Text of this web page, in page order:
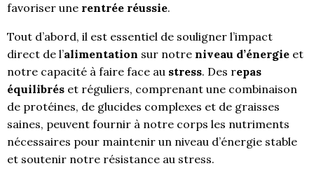
favoriser une rentrée réussie.
Tout d’abord, il est essentiel de souligner l’impact
direct de l’alimentation sur notre niveau d’énergie et
notre capacité à faire face au stress. Des repas
équilibrés et réguliers, comprenant une combinaison
de protéines, de glucides complexes et de graisses
saines, peuvent fournir à notre corps les nutriments
nécessaires pour maintenir un niveau d’énergie stable
et soutenir notre résistance au stress.